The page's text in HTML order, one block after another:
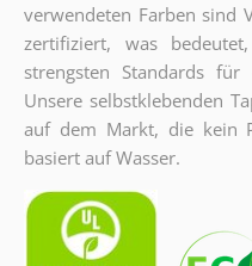
verwendeten Farben sind
zertifiziert, was
strengsten Standards für
Unsere selbstklebenden
auf dem Markt, die kein
basiert auf Wasser.